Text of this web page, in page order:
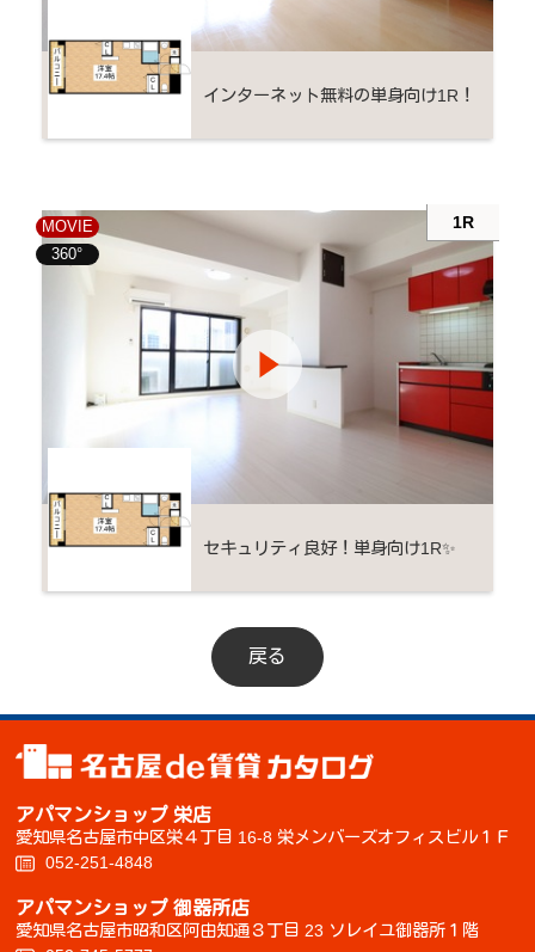
インターネット無料の単身向け1R！
MOVIE
360°
1R
セキュリティ良好！単身向け1R✨
戻る
アパマンショップ 栄店
愛知県名古屋市中区栄４丁目 16-8 栄メンバーズオフィスビル１Ｆ
052-251-4848
アパマンショップ 御器所店
愛知県名古屋市昭和区阿由知通３丁目 23 ソレイユ御器所１階